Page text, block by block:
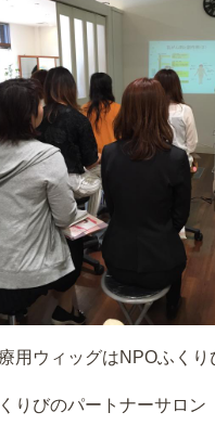
用ウィッグはNPOふくり
りびのパートナーサロン